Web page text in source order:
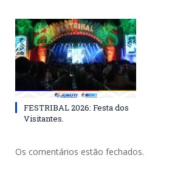
FESTRIBAL 2026: Festa dos
Visitantes.
Os comentários estão fechados.